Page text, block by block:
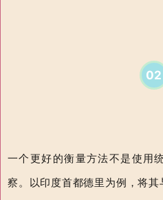
02
一个更好的衡量方法不是使用
察。以印度首都德里为例，将